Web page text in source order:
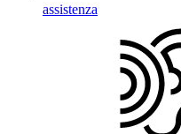
assistenza